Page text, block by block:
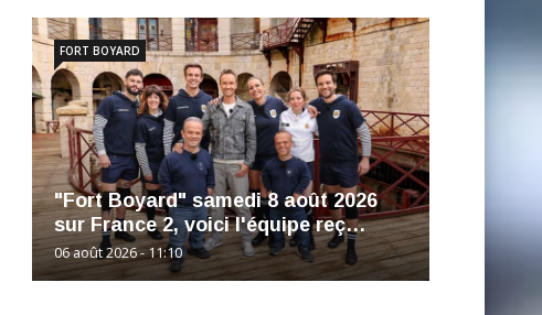
"Fort Boyard" samedi 8 août 2026
sur France 2, voici l'équipe reç…
06 août 2026 - 11:10
FORT BOYARD